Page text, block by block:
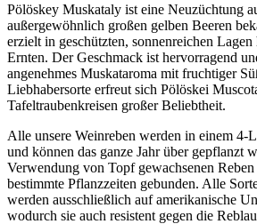
Pölöskey Muskataly ist eine Neuzüchtung
außergewöhnlich großen gelben Beeren
erzielt in geschützten, sonnenreichen
Ernten. Der Geschmack ist hervorragend
angenehmes Muskataroma mit fruchtiger
Liebhabersorte erfreut sich Pölöskei
Tafeltraubenkreisen großer Beliebtheit.
Alle unsere Weinreben werden in einem 4-
und können das ganze Jahr über gepflanzt
Verwendung von Topf gewachsenen
bestimmte Pflanzzeiten gebunden. Alle
werden ausschließlich auf amerikanische
wodurch sie auch resistent gegen die